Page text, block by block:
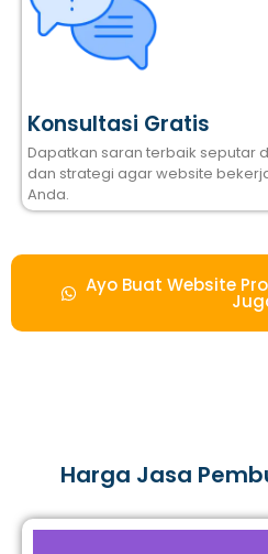
Konsultasi Gratis
Dapatkan saran terbaik seputar
dan strategi agar website
Anda.
Ayo Buat Website
Harga Jasa